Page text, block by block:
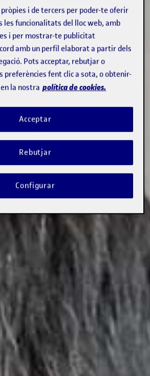
pròpies i de tercers per poder-te oferir
funcionalitats del lloc web, amb
i per mostrar-te publicitat
amb un perfil elaborat a partir dels
Pots acceptar, rebutjar o
preferències fent clic a sota, o obtenir-
la nostra política de cookies.
Rebutjar
Acceptar
Configurar